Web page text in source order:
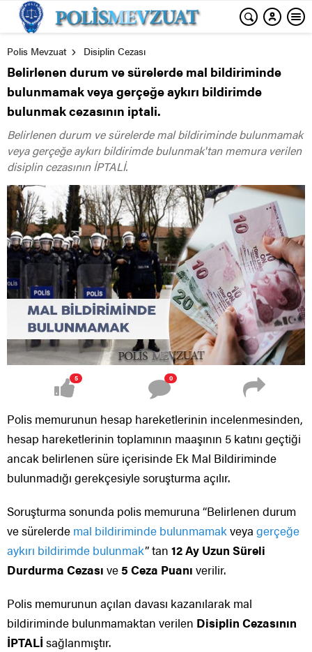
Polis Mevzuat Disiplin Cezası
Belirlenen durum ve sürelerde mal bildiriminde
bulunmamak veya gerçeğe aykırı bildirimde
bulunmak cezasının iptali.
Belirlenen durum ve sürelerde mal bildiriminde bulunmamak
veya gerçeğe aykırı bildirimde bulunmak'tan memura verilen
disiplin cezasının İPTALİ.
5 0
Polis memurunun hesap hareketlerinin incelenmesinden,
hesap hareketlerinin toplamının maaşının 5 katını geçtiği
ancak belirlenen süre içerisinde Ek Mal Bildiriminde
bulunmadığı gerekçesiyle soruşturma açılır.
Soruşturma sonunda polis memuruna “Belirlenen durum
ve sürelerde mal bildiriminde bulunmamakveya gerçeğe
aykırı bildirimde bulunmak” tan 12 Ay Uzun Süreli
Durdurma Cezası ve 5 Ceza Puanı verilir.
Polis memurunun açılan davası kazanılarak mal
bildiriminde bulunmamaktan verilen Disiplin Cezasının
İPTALİ sağlanmıştır.